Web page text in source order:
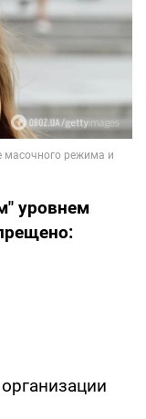
уровнем